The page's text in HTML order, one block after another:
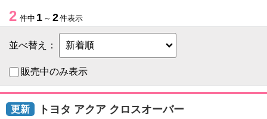
2 件中 1 ～ 2件表示
並べ替え：
販売中のみ表示
トヨタ アクア クロスオーバー